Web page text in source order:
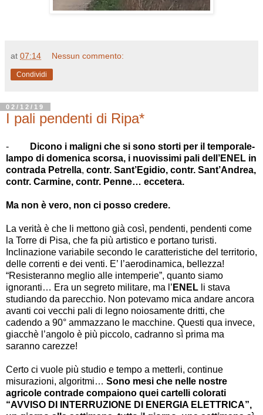
at 07:14 Nessun commento:
Condividi
02/12/19
I pali pendenti di Ripa*
- Dicono i maligni che si sono storti per il temporale-
lampo di domenica scorsa, i nuovissimi pali dell’ENEL in
contrada Petrella, contr. Sant’Egidio, contr. Sant’Andrea,
contr. Carmine, contr. Penne… eccetera.
Ma non è vero, non ci posso credere.
La verità è che li mettono già così, pendenti, pendenti come
la Torre di Pisa, che fa più artistico e portano turisti.
Inclinazione variabile secondo le caratteristiche del territorio,
delle correnti e dei venti. E’ l’aerodinamica, bellezza!
“Resisteranno meglio alle intemperie”, quanto siamo
ignoranti… Era un segreto militare, ma l’ ENEL li stava
studiando da parecchio. Non potevamo mica andare ancora
avanti coi vecchi pali di legno noiosamente dritti, che
cadendo a 90° ammazzano le macchine. Questi qua invece,
giacchè l’angolo è più piccolo, cadranno sì prima ma
saranno carezze!
Certo ci vuole più studio e tempo a metterli, continue
misurazioni, algoritmi… Sono mesi che nelle nostre
agricole contrade compaiono quei cartelli colorati
“AVVISO DI INTERRUZIONE DI ENERGIA ELETTRICA”,